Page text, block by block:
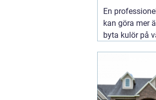
hållbart
En
kan göra mer
byta kulör på
slitage och
till och med